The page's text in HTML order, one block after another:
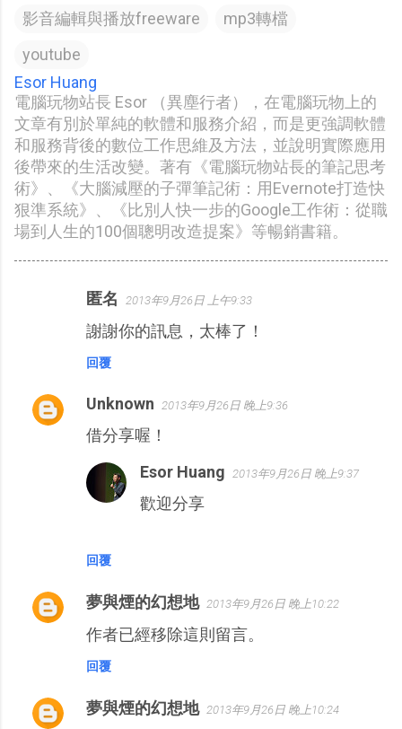
影音編輯與播放freeware
mp3轉檔
youtube
Esor Huang
電腦玩物站長 Esor （異塵行者），在電腦玩物上的
文章有別於單純的軟體和服務介紹，而是更強調軟體
和服務背後的數位工作思維及方法，並說明實際應用
後帶來的生活改變。著有《電腦玩物站長的筆記思考
術》、《大腦減壓的子彈筆記術：用Evernote打造快
狠準系統》、《比別人快一步的Google工作術：從職
場到人生的100個聰明改造提案》等暢銷書籍。
匿名 2013年9月26日 上午9:33
謝謝你的訊息，太棒了！
回覆
Unknown 2013年9月26日 晚上9:36
借分享喔！
回覆
Esor Huang 2013年9月26日 晚上9:37
歡迎分享
夢與煙的幻想地 2013年9月26日 晚上10:22
作者已經移除這則留言。
回覆
夢與煙的幻想地 2013年9月26日 晚上10:24